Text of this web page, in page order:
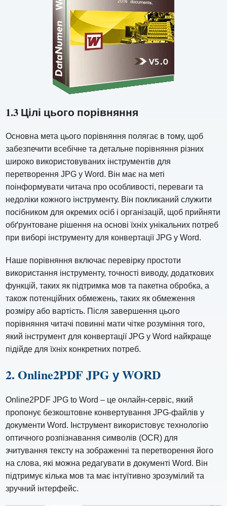
1.3 Цілі цього порівняння
Основна мета цього порівняння полягає в тому, щоб
забезпечити всебічне та детальне порівняння різних
широко використовуваних інструментів для
перетворення JPG у Word. Він має на меті
поінформувати читача про особливості, переваги та
недоліки кожного інструменту. Він покликаний служити
посібником для окремих осіб і організацій, щоб прийняти
обґрунтоване рішення на основі їхніх унікальних потреб
при виборі інструменту для конвертації JPG у Word.
Наше порівняння включає перевірку простоти
використання інструменту, точності виводу, додаткових
функцій, таких як підтримка мов та пакетна обробка, а
також потенційних обмежень, таких як обмеження
розміру або вартість. Після завершення цього
порівняння читачі повинні мати чітке розуміння того,
який інструмент для конвертації JPG у Word найкраще
підійде для їхніх конкретних потреб.
2. Online2PDF JPG у WORD
Online2PDF JPG to Word – це онлайн-сервіс, який
пропонує безкоштовне конвертування JPG-файлів у
документи Word. Інструмент використовує технологію
оптичного розпізнавання символів (OCR) для
зчитування тексту на зображенні та перетворення його
на слова, які можна редагувати в документі Word. Він
підтримує кілька мов та має інтуїтивно зрозумілий та
зручний інтерфейс.